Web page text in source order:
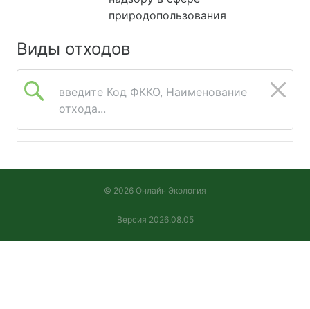
природопользования
Виды отходов
введите Код ФККО, Наименование
отхода...
© 2026 Онлайн Экология
Версия 2026.08.05